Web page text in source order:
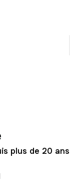
plus de 20 ans